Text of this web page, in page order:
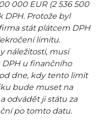
000 EUR (2 536 500
DPH. Protože byl
stát plátcem DPH
limitu.
náležitosti, musí
u finančního
dne, kdy tento limit
bude muset na
odvádět ji státu za
po tomto datu.